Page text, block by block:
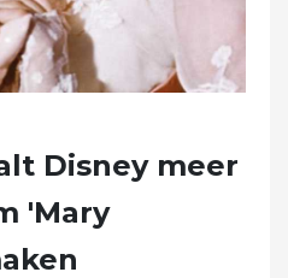
Disney meer
'Mary